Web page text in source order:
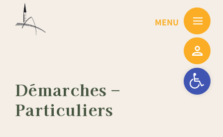
Ouvrir la
Démarches –
Particuliers